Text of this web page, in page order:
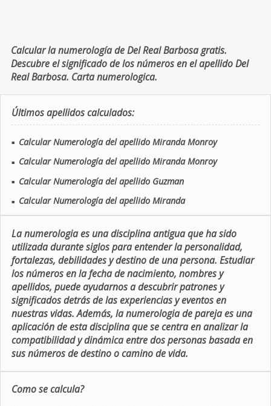
Calcular la numerología de Del Real Barbosa gratis.
Descubre el significado de los números en el apellido Del
Real Barbosa. Carta numerologica.
Últimos apellidos calculados:
■ Calcular Numerología del apellido Miranda Monroy
■ Calcular Numerología del apellido Miranda Monroy
■ Calcular Numerología del apellido Guzman
■ Calcular Numerología del apellido Miranda
La numerologia es una disciplina antigua que ha sido
utilizada durante siglos para entender la personalidad,
fortalezas, debilidades y destino de una persona. Estudiar
los números en la fecha de nacimiento, nombres y
apellidos, puede ayudarnos a descubrir patrones y
significados detrás de las experiencias y eventos en
nuestras vidas. Además, la numerologia de pareja es una
aplicación de esta disciplina que se centra en analizar la
compatibilidad y dinámica entre dos personas basada en
sus números de destino o camino de vida.
Como se calcula?